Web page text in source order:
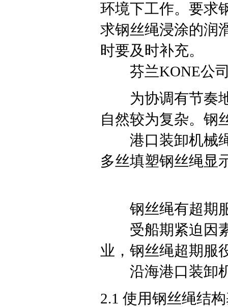
环境下工作。要求
求钢丝绳浸涂的润
时要及时补充。
芬兰KONE公司
为协调有节奏地
自然较为复杂。钢
港口装卸机械绳
多丝填塑钢丝绳显
钢丝绳有超期
受船期紧迫因素
业，钢丝绳超期服
沿海港口装卸机
2.1 使用钢丝绳结